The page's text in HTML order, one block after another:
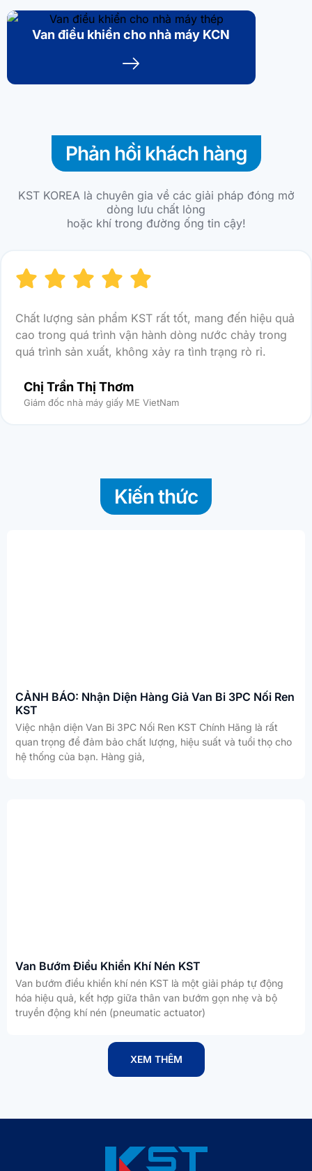
Van điều khiển cho nhà máy KCN
Phản hồi khách hàng​
KST KOREA là chuyên gia về các giải pháp đóng mở
dòng lưu chất lỏng
hoặc khí trong đường ống tin cậy!
Chất lượng sản phẩm KST rất tốt, mang đến hiệu quả
cao trong quá trình vận hành dòng nước chảy trong
quá trình sản xuất, không xảy ra tình trạng rò rỉ.
Chị Trần Thị Thơm
Giám đốc nhà máy giấy ME VietNam
Kiến thức
CẢNH BÁO: Nhận Diện Hàng Giả Van Bi 3PC Nối Ren
KST
Việc nhận diện Van Bi 3PC Nối Ren KST Chính Hãng là rất
quan trọng để đảm bảo chất lượng, hiệu suất và tuổi thọ cho
hệ thống của bạn. Hàng giả,
Van Bướm Điều Khiển Khí Nén KST
Van bướm điều khiển khí nén KST là một giải pháp tự động
hóa hiệu quả, kết hợp giữa thân van bướm gọn nhẹ và bộ
truyền động khí nén (pneumatic actuator)
XEM THÊM